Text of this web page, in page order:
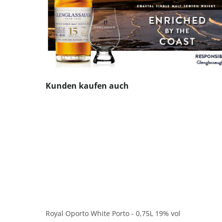
Produktgalerie überspringen
Kunden kaufen auch
Royal Oporto White Porto - 0,75L 19% vol